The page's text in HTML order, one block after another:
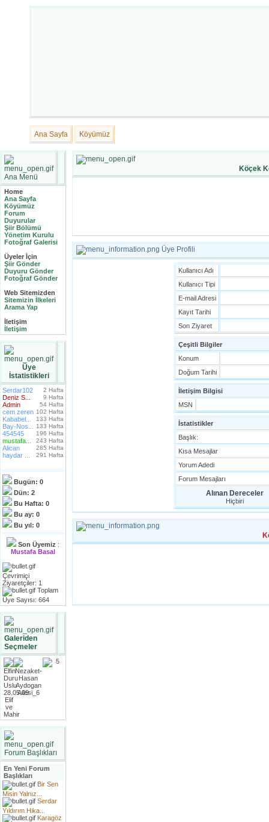
Ana Sayfa Köyümüz
Ana Menü
Home
Ana Sayfa
Köyümüz
Forum
Duyurular
Şiir Bölümü
Yönetim Kurulu
Fotoğraf Galerisi
Üyeler İçin
Şiir Gönder
Duyuru Gönder
Fotoğraf Gönder
Web Sitemizden
Sitemizin İlkeleri
Arama Yap
İletişim
İletişim
Üye
İstatistikleri
Serdar102 2 Hafta
Deniz S... 9 Hafta
Admin 54 Hafta
cem zeren 102 Hafta
Kababel... 133 Hafta
Bay-Nos... 133 Hafta
454545 196 Hafta
mustafa... 243 Hafta
Alican 285 Hafta
haydar ... 291 Hafta
Bugün: 0
Dün: 2
Bu Hafta: 0
Bu ay: 0
Bu yıl: 0
Son Üyemiz :
Mustafa Basal
Çevrimiçi
Ziyaretçiler: 1
Toplam
Üye Sayısı: 664
Galeriden
Seçmeler
Forum Başlıkları
En Yeni Forum
Başlıkları
Bir Sen
Misin Yalnız...
Serdar
Yıldırım Hika...
Karagöz
Köçek
Üye Profili
Kullanıcı Adı
Kullanıcı Tipi
E-mail Adresi
Kayıt Tarihi
Son Ziyaret
Çeşitli Bilgiler
Konum
Doğum Tarihi
İletişim Bilgisi
MSN
İstatistikler
Başlık:
Kısa Mesajlar
Yorum Adedi
Forum Mesajları
Alınan Dereceler
Hiçbiri